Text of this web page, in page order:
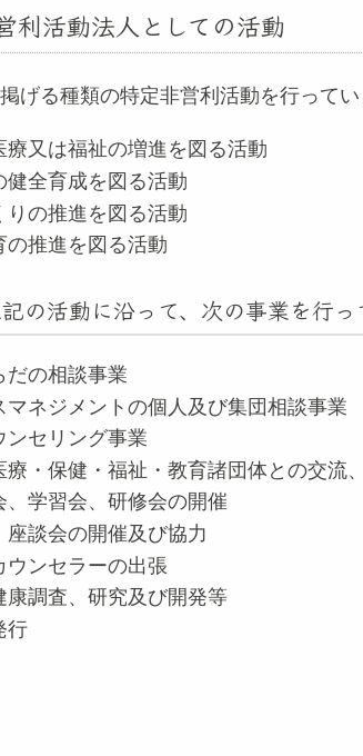
利活動法人としての活動
げる種類の特定非営利活動を行ってい
療又は福祉の増進を図る活動
健全育成を図る活動
りの推進を図る活動
の推進を図る活動
の活動に沿って、次の事業を行っ
だの相談事業
マネジメントの個人及び集団相談事業
ンセリング事業
療・保健・福祉・教育諸団体との交流
、学習会、研修会の開催
座談会の開催及び協力
ウンセラーの出張
康調査、研究及び開発等
行